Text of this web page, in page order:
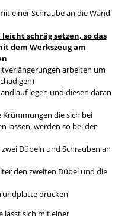
einer Schraube an die Wand
schräg setzen, so das
dem Werkszeug am
arbeiten um
legen und diesen daran
die sich bei
lassen, werden so bei der
Dübeln und Schrauben an
den zweiten Dübel und die
drücken
lässt sich mit einer